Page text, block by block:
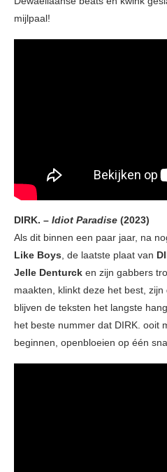
mijlpaal!
DIRK. – Idiot Paradise (2023)
Als dit binnen een paar jaar, na
Like Boys, de laatste plaat van
Jelle Denturck en zijn gabbers
maakten, klinkt deze het best,
blijven de teksten het langste
het beste nummer dat DIRK. ooit
beginnen, openbloeien op één